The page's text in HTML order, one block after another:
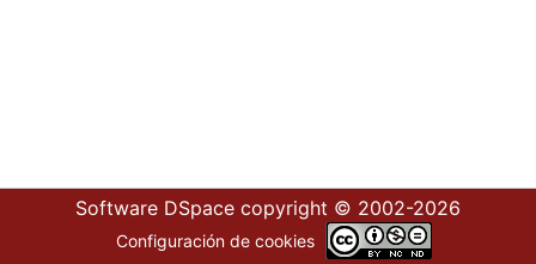
Software DSpace copyright © 2002-2026
Configuración de cookies